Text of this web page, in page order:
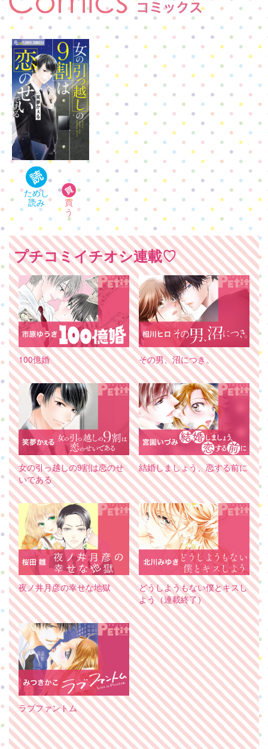
プチコミイチオシ連載♡
100億婚 その男、沼につき。
女の引っ越しの9割は恋のせ
いである
結婚しましょう、恋する前に
夜ノ井月彦の幸せな地獄
どうしようもない僕とキスし
よう（連載終了）
ラブファントム